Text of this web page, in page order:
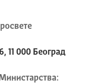
11 000 Београд